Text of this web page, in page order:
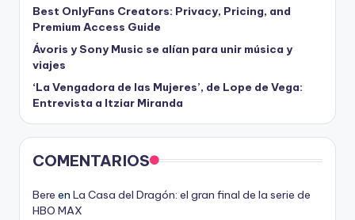
Best OnlyFans Creators: Privacy, Pricing, and
Premium Access Guide
Ávoris y Sony Music se alían para unir música y
viajes
‘La Vengadora de las Mujeres’, de Lope de Vega:
Entrevista a Itziar Miranda
COMENTARIOS
Bere en La Casa del Dragón: el gran final de la serie de
HBO MAX